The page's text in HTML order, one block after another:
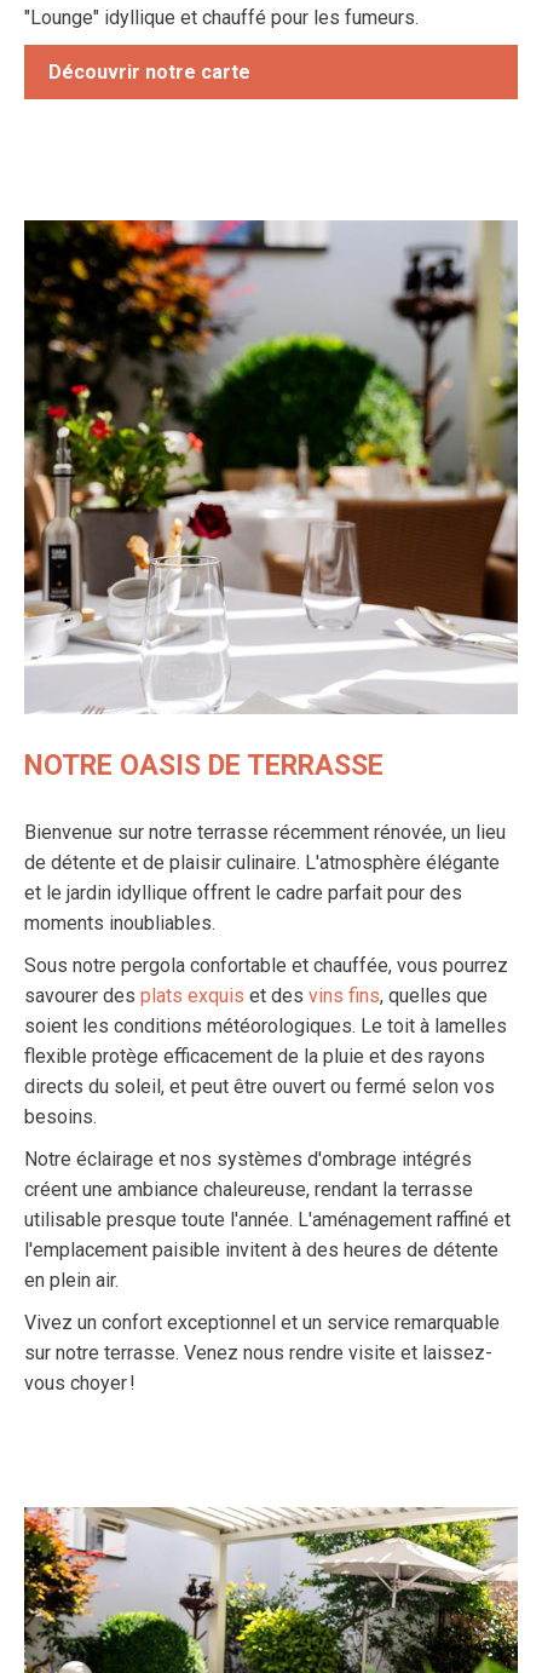
"Lounge" idyllique et chauffé pour les fumeurs.
Découvrir notre carte
NOTRE OASIS DE TERRASSE
Bienvenue sur notre terrasse récemment rénovée, un lieu
de détente et de plaisir culinaire. L'atmosphère élégante
et le jardin idyllique offrent le cadre parfait pour des
moments inoubliables.
Sous notre pergola confortable et chauffée, vous pourrez
savourer des plats exquis et des vins fins, quelles que
soient les conditions météorologiques. Le toit à lamelles
flexible protège efficacement de la pluie et des rayons
directs du soleil, et peut être ouvert ou fermé selon vos
besoins.
Notre éclairage et nos systèmes d'ombrage intégrés
créent une ambiance chaleureuse, rendant la terrasse
utilisable presque toute l'année. L'aménagement raffiné et
l'emplacement paisible invitent à des heures de détente
en plein air.
Vivez un confort exceptionnel et un service remarquable
sur notre terrasse. Venez nous rendre visite et laissez-
vous choyer !